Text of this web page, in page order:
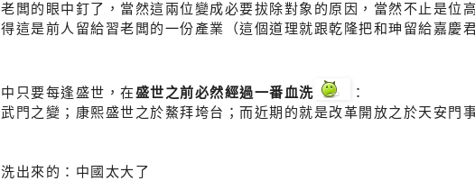
闆的眼中釘了，當然這兩位變成必要拔除對象的原因，當然不止是位
這是前人留給習老闆的一份產業（這個道理就跟乾隆把和珅留給嘉慶
只要每逢盛世，在盛世之前必然經過一番血洗
：
門之變；康熙盛世之於鰲拜垮台；而近期的就是改革開放之於天安門
出來的：中國太大了